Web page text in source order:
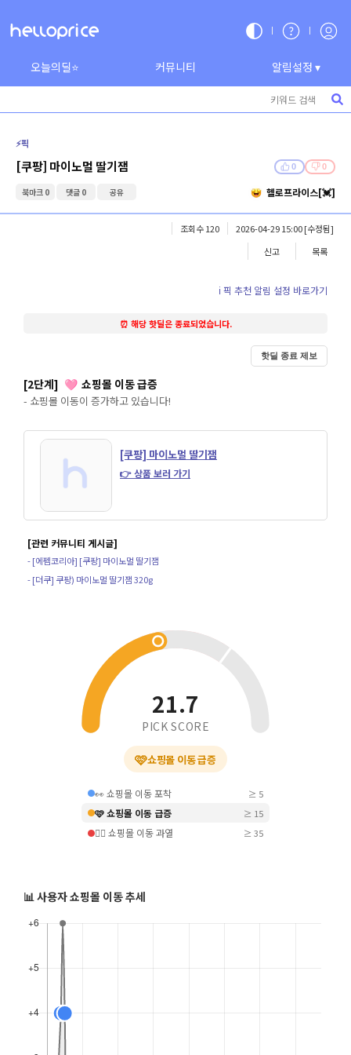
오늘의딜⭐ 커뮤니티 알림설정 ▾
⚡️픽
[쿠팡] 마이노멀 딸기잼 0 0
북마크 0 댓글 0 공유 헬로프라이스[💓]
조회수 120 2026-04-29 15:00[수정됨]
신고
목록
ℹ️ 픽 추천 알림 설정 바로가기
⏰ 해당 핫딜은 종료되었습니다.
핫딜 종료 제보
[2단계] 🩷 쇼핑몰 이동 급증
- 쇼핑몰 이동이 증가하고 있습니다!
[쿠팡] 마이노멀 딸기잼
👉 상품 보러 가기
[관련 커뮤니티 게시글]
- [에펨코리아] [쿠팡] 마이노멀 딸기잼
- [더쿠] 쿠팡) 마이노멀 딸기잼 320g
21.7
PICK SCORE
🩷쇼핑몰 이동 급증
👀 쇼핑몰 이동 포착 ≥ 5
🩷 쇼핑몰 이동 급증 ≥ 15
❤️‍🔥 쇼핑몰 이동 과열 ≥ 35
📊 사용자 쇼핑몰 이동 추세